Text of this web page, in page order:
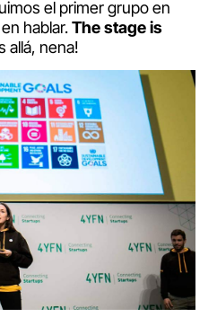
el primer grupo en
hablar.The stage is
allá, nena!